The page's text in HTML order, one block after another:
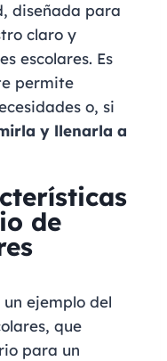
diseñada para
claro y
escolares. Es
permite
o, si
y llenarla a
de
ejemplo del
que
para un